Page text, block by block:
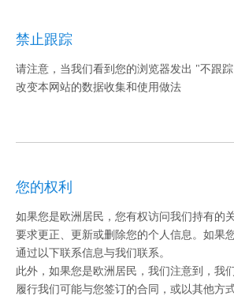
禁止跟踪
请注意，当我们看到您的浏览器发出 "不跟
改变本网站的数据收集和使用做法
您的权利
如果您是欧洲居民，您有权访问我们持有的
要求更正、更新或删除您的个人信息。如果
通过以下联系信息与我们联系。
此外，如果您是欧洲居民，我们注意到，我
履行我们可能与您签订的合同，或以其他方